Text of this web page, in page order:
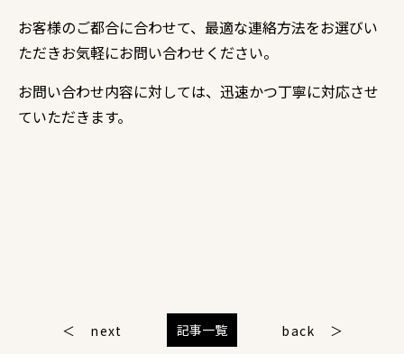
お客様のご都合に合わせて、最適な連絡方法をお選びい
ただきお気軽にお問い合わせください。
お問い合わせ内容に対しては、迅速かつ丁寧に対応させ
ていただきます。
next 記事一覧 back